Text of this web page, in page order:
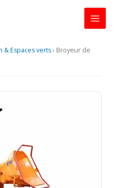
& Espaces verts› Broyeur de